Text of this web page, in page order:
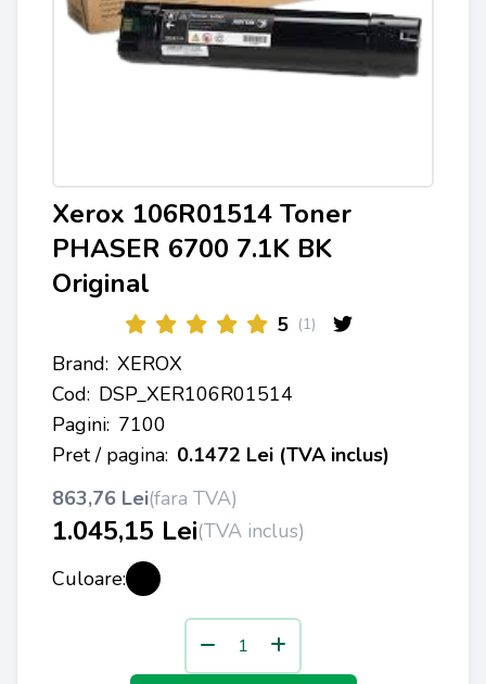
Xerox 106R01514 Toner
PHASER 6700 7.1K BK
Original
5 (1)
Brand: XEROX
Cod: DSP_XER106R01514
Pagini: 7100
Pret / pagina: 0.1472 Lei (TVA inclus)
863,76 Lei(fara TVA)
1.045,15 Lei(TVA inclus)
Culoare: